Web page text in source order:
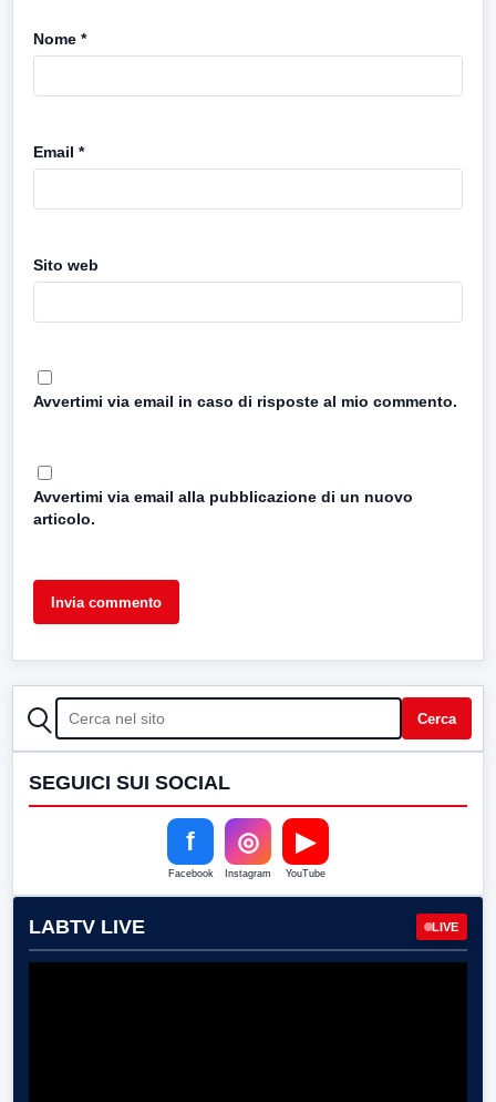
Nome *
Email *
Sito web
Avvertimi via email in caso di risposte al mio commento.
Avvertimi via email alla pubblicazione di un nuovo
articolo.
CERCA Cerca
SEGUICI SUI SOCIAL
f
Facebook
◎
Instagram
▶
YouTube
LABTV LIVE LIVE